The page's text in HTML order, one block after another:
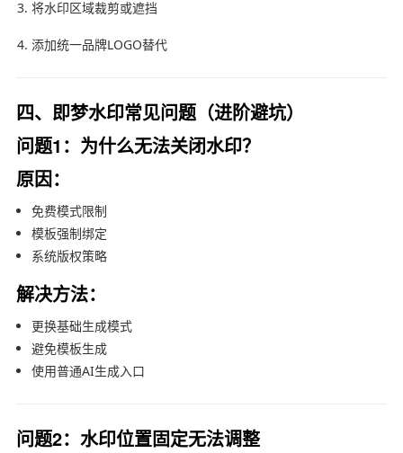
将水印区域裁剪或遮挡
添加统一品牌LOGO替代
四、即梦水印常见问题（进阶避坑）
问题1：为什么无法关闭水印？
原因：
免费模式限制
模板强制绑定
系统版权策略
解决方法：
更换基础生成模式
避免模板生成
使用普通AI生成入口
问题2：水印位置固定无法调整